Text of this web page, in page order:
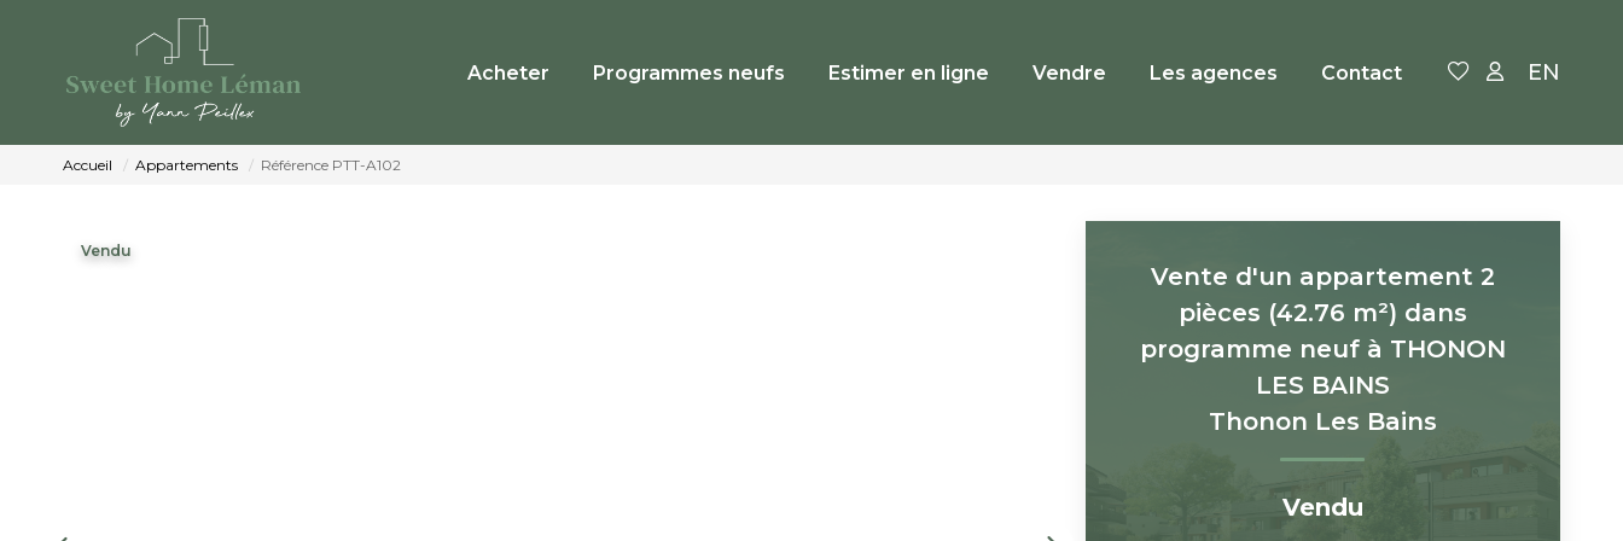
Acheter Programmes neufs Estimer en ligne Vendre Les agences Contact EN
Accueil Appartements Référence PTT-A102
Vendu
Vente d'un appartement 2
pièces (42.76 m²) dans
programme neuf à THONON
LES BAINS
Thonon Les Bains
Vendu